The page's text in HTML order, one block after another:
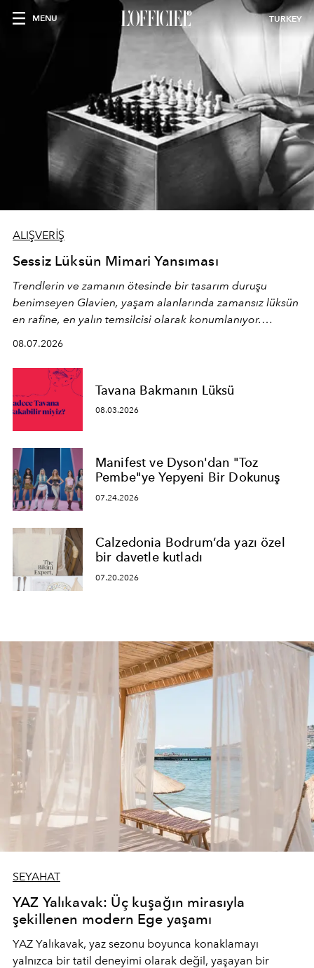
MENU TURKEY
ALIŞVERİŞ
Sessiz Lüksün Mimari Yansıması
Trendlerin ve zamanın ötesinde bir tasarım duruşu
benimseyen Glavien, yaşam alanlarında zamansız lüksün
en rafine, en yalın temsilcisi olarak konumlanıyor.
en yeni seçkisiyle bu imza felsefesini mekanlara taşıyor.
08.07.2026
Tavana Bakmanın Lüksü
08.03.2026
Manifest ve Dyson'dan "Toz
Pembe"ye Yepyeni Bir Dokunuş
07.24.2026
Calzedonia Bodrum’da yazı özel
bir davetle kutladı
07.20.2026
SEYAHAT
YAZ Yalıkavak: Üç kuşağın mirasıyla
şekillenen modern Ege yaşamı
YAZ Yalıkavak, yaz sezonu boyunca konaklamayı
yalnızca bir tatil deneyimi olarak değil, yaşayan bir